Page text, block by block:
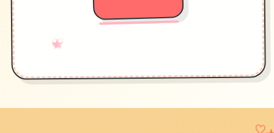
✧
♡
★
♥
→
✦